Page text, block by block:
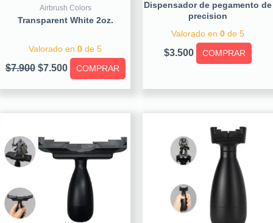
Airbrush Colors
Transparent White 2oz.
Valorado en 0 de 5
$7.900 $7.500 COMPRAR
Dispensador de pegamento de
precision
Valorado en 0 de 5
$3.500 COMPRAR